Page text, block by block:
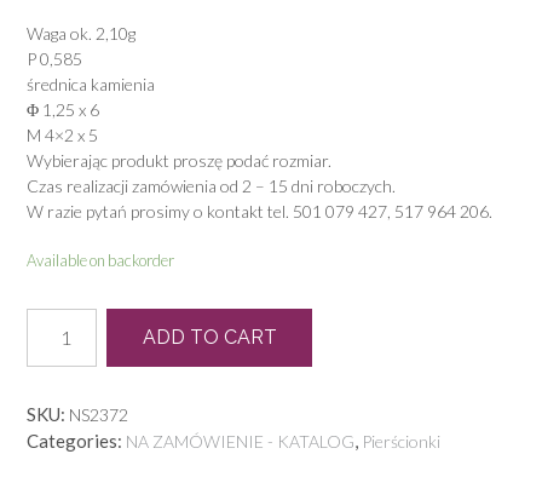
Waga ok. 2,10g
P 0,585
średnica kamienia
Φ 1,25 x 6
M 4×2 x 5
Wybierając produkt proszę podać rozmiar.
Czas realizacji zamówienia od 2 – 15 dni roboczych.
W razie pytań prosimy o kontakt tel. 501 079 427, 517 964 206.
Available on backorder
0573
quantity
ADD TO CART
SKU: NS2372
Categories: NA ZAMÓWIENIE - KATALOG, Pierścionki